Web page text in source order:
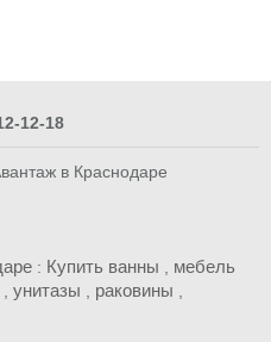
12-18
в Краснодаре
: Купить ванны
мебель
унитазы раковины